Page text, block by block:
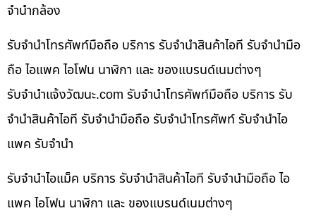
จำนำกล้อง
รับจำนำโทรศัพท์มือถือ บริการ รับจำนำสินค้าไอที รับจำนำมือ
ถือ ไอแพค ไอโฟน นาฬิกา และ ของแบรนด์เนมต่างๆ
รับจํานําแจ้งวัฒนะ.com รับจำนำโทรศัพท์มือถือ บริการ รับ
จำนำสินค้าไอที รับจำนำมือถือ รับจำนำโทรศัพท์ รับจำนำไอ
แพค รับจำนำ
รับจำนำไอแม็ค บริการ รับจำนำสินค้าไอที รับจำนำมือถือ ไอ
แพค ไอโฟน นาฬิกา และ ของแบรนด์เนมต่างๆ